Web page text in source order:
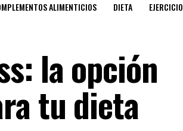
ALIMENTICIOS DIETA EJERCICIO
la opción
tu dieta